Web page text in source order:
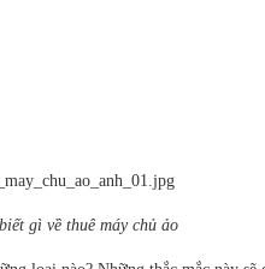
gì về thuê máy chủ ảo